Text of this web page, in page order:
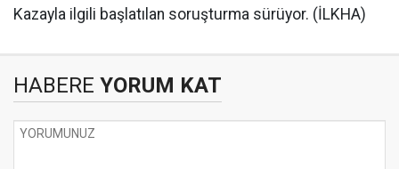
Kazayla ilgili başlatılan soruşturma sürüyor. (İLKHA)
HABERE YORUM KAT